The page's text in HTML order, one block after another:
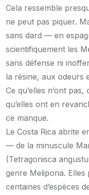
Cela ressemble
ne peut pas piquer.
sans dard — en
scientifiquement les
sans défense ni
la résine, aux odeurs
Ce qu’elles n’ont
qu’elles ont en
ce manque.
Le Costa Rica abrite
— de la minuscule
(Tetragonisca
genre Melipona. Elles
centaines d’espèces